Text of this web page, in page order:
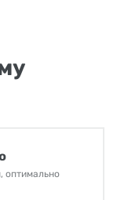
оптимально